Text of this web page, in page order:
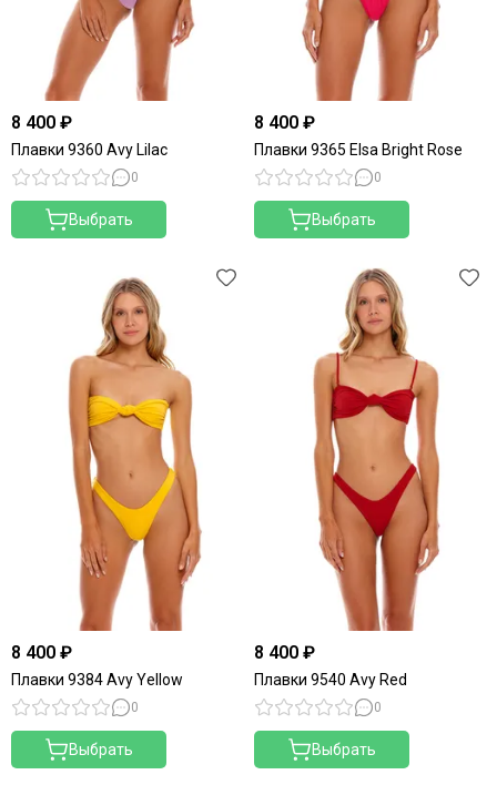
8 400 ₽
Плавки 9360 Avy Lilac
0
Выбрать
8 400 ₽
Плавки 9365 Elsa Bright Rose
0
Выбрать
8 400 ₽
Плавки 9384 Avy Yellow
0
Выбрать
8 400 ₽
Плавки 9540 Avy Red
0
Выбрать